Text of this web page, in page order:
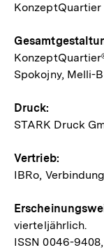
KonzeptQuartier
Spokojny, Melli-
Druck:
STARK Druck
Vertrieb:
IBRo,
vierteljährlich.
ISSN 0046-